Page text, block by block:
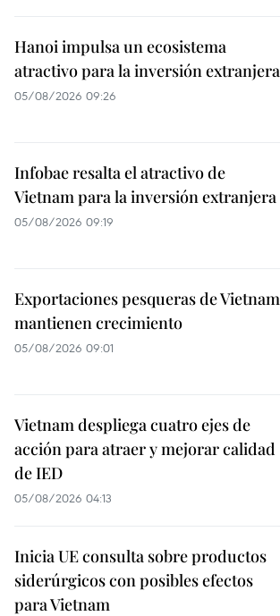
Hanoi impulsa un ecosistema
atractivo para la inversión extranjera
05/08/2026 09:26
Infobae resalta el atractivo de
Vietnam para la inversión extranjera
05/08/2026 09:19
Exportaciones pesqueras de Vietnam
mantienen crecimiento
05/08/2026 09:01
Vietnam despliega cuatro ejes de
acción para atraer y mejorar calidad
de IED
05/08/2026 04:13
Inicia UE consulta sobre productos
siderúrgicos con posibles efectos
para Vietnam